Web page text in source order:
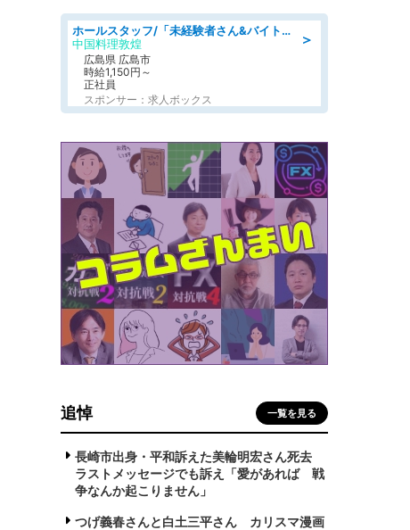
＞
ホールスタッフ/「未経験者さん&バイトデビューも大歓迎」残業ほぼなし×1日3時間〜勤務OK!フォロー体制も充実/広島県/広島市南区
中国料理敦煌
広島県 広島市
時給1,150円～
正社員
スポンサー：求人ボックス
追悼 一覧を見る
長崎市出身・平和訴えた美輪明宏さん死去
ラストメッセージでも訴え「愛があれば 戦
争なんか起こりません」
つげ義春さんと白土三平さん カリスマ漫画